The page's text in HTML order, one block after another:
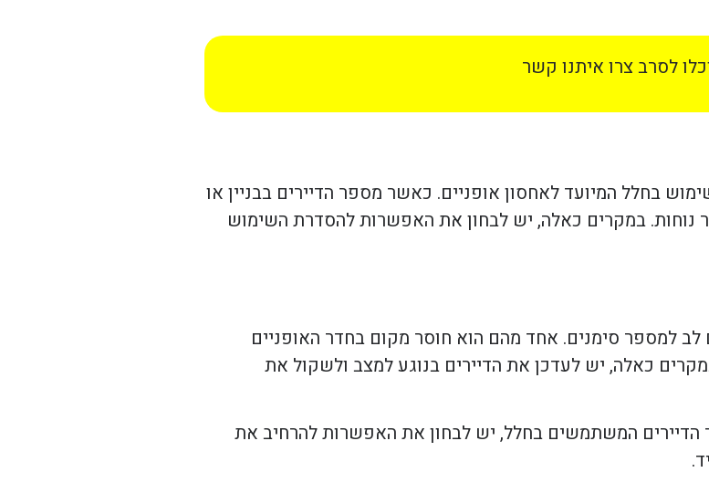
לסרב צרו איתנו קשר
בחלל המיועד לאחסון אופניים. כאשר מספר הדיירים בבניין או
נוחות. במקרים כאלה, יש לבחון את האפשרות להסדרת השימוש
לב למספר סימנים. אחד מהם הוא חוסר מקום בחדר האופניים
כאלה, יש לעדכן את הדיירים בנוגע למצב ולשקול את
המשתמשים בחלל, יש לבחון את האפשרות להרחיב את